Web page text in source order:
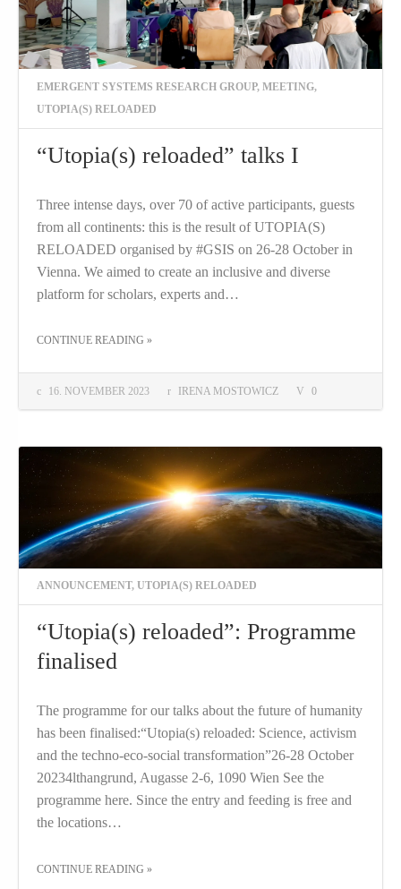
EMERGENT SYSTEMS RESEARCH GROUP, MEETING,
UTOPIA(S) RELOADED
“Utopia(s) reloaded” talks I
16. NOVEMBER 2023 IRENA MOSTOWICZ 0
Three intense days, over 70 of active participants, guests
from all continents: this is the result of UTOPIA(S)
RELOADED organised by #GSIS on 26-28 October in
Vienna. We aimed to create an inclusive and diverse
platform for scholars, experts and…
CONTINUE READING »
ANNOUNCEMENT, UTOPIA(S) RELOADED
“Utopia(s) reloaded”: Programme
finalised
The programme for our talks about the future of humanity
has been finalised:“Utopia(s) reloaded: Science, activism
and the techno-eco-social transformation”26-28 October
20234lthangrund, Augasse 2-6, 1090 Wien See the
programme here. Since the entry and feeding is free and
the locations…
CONTINUE READING »